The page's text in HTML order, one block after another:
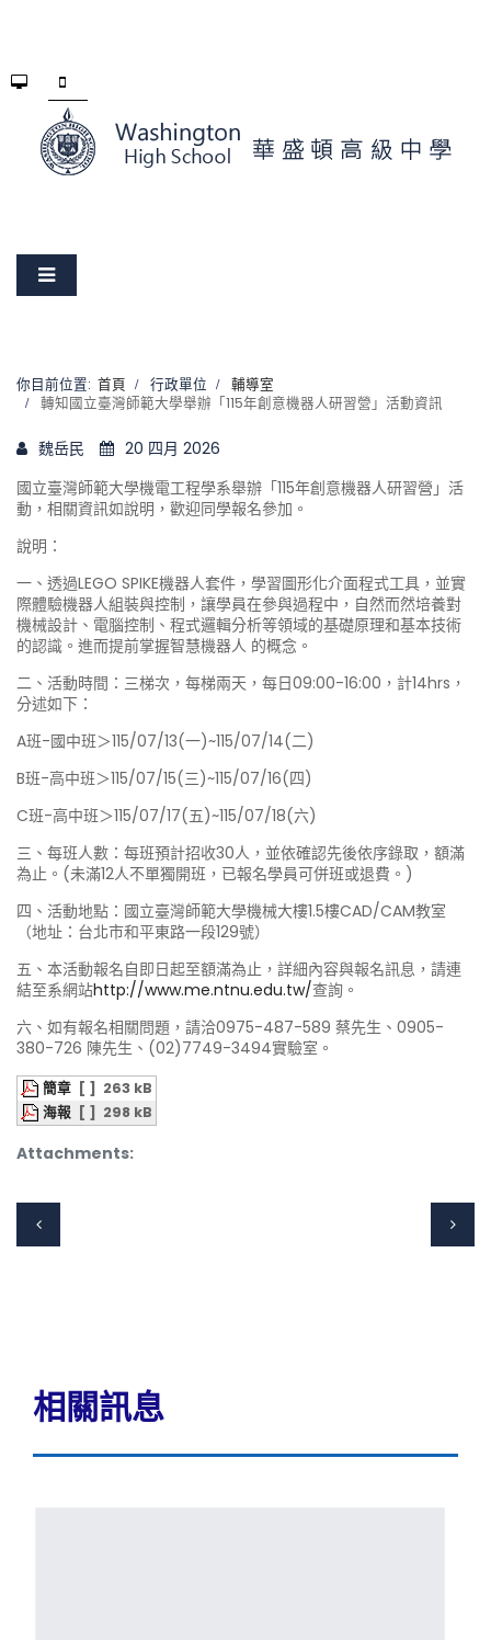
你目前位置: 首頁 行政單位
輔導室
轉知國立臺灣師範大學舉辦「115年創意機器人研習營」活動資訊
魏岳民
20 四月 2026
國立臺灣師範大學機電工程學系舉辦「115年創意機器人研習營」活
動，相關資訊如說明，歡迎同學報名參加。
說明：
一、透過LEGO SPIKE機器人套件，學習圖形化介面程式工具，並實
際體驗機器人組裝與控制，讓學員在參與過程中，自然而然培養對
機械設計、電腦控制、程式邏輯分析等領域的基礎原理和基本技術
的認識。進而提前掌握智慧機器人 的概念。
二、活動時間：三梯次，每梯兩天，每日09:00-16:00，計14hrs，
分述如下：
A班-國中班＞115/07/13(一)~115/07/14(二)
B班-高中班＞115/07/15(三)~115/07/16(四)
C班-高中班＞115/07/17(五)~115/07/18(六)
三、每班人數：每班預計招收30人，並依確認先後依序錄取，額滿
為止。(未滿12人不單獨開班，已報名學員可併班或退費。)
四、活動地點：國立臺灣師範大學機械大樓1.5樓CAD/CAM教室
（地址：台北市和平東路一段129號）
五、本活動報名自即日起至額滿為止，詳細內容與報名訊息，請連
結至系網站http://www.me.ntnu.edu.tw/查詢。
六、如有報名相關問題，請洽0975-487-589 蔡先生、0905-
380-726 陳先生、(02)7749-3494實驗室。
Attachments:
簡章 [ ]
263 kB
海報 [ ] 298 kB
相關訊息